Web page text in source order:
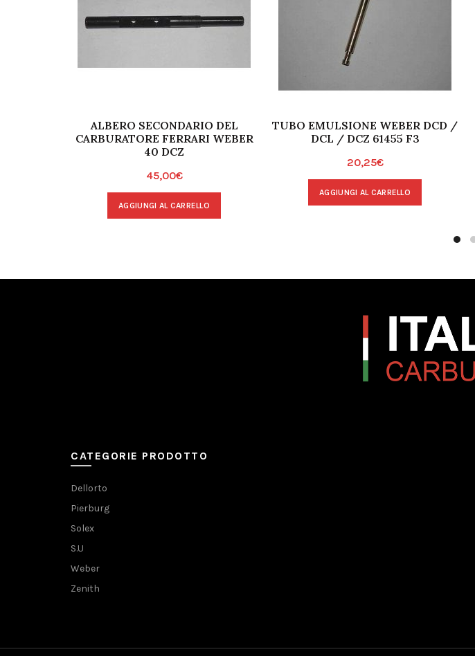
ALBERO SECONDARIO DEL
CARBURATORE FERRARI WEBER
40 DCZ
45,00€
AGGIUNGI AL CARRELLO
TUBO EMULSIONE WEBER DCD /
DCL / DCZ 61455 F3
20,25€
AGGIUNGI AL CARRELLO
CATEGORIE PRODOTTO
Dellorto
Pierburg
Solex
S.U
Weber
Zenith